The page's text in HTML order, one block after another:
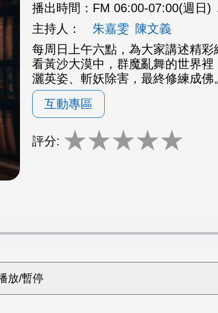
播出時間： FM 06:00-07:00(週日)
主持人：
朱嘉雯 陳文義
每周日上午六點，為大家講述精彩
看黃沙大漠中，群魔亂舞的世界
灑英姿、斬妖除害，最終修練成佛
互動專區
評分: ★★★★★